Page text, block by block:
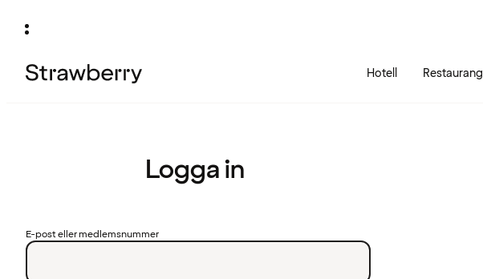
Hotell Restaurang
Logga in
E-post eller medlemsnummer